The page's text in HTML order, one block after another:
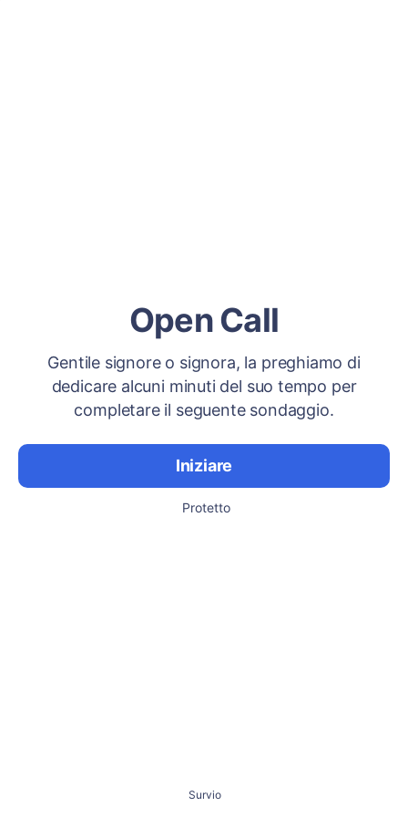
Open Call
Gentile signore o signora, la preghiamo di
dedicare alcuni minuti del suo tempo per
completare il seguente sondaggio.
Iniziare
Protetto
Survio